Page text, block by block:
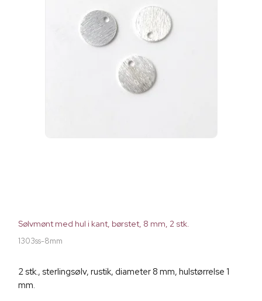
Sølvmønt med hul i kant, børstet, 8 mm, 2 stk.
1303ss-8mm
2 stk., sterlingsølv, rustik, diameter 8 mm, hulstørrelse 1
mm.